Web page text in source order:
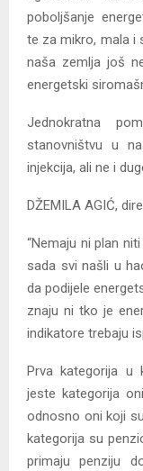
poboljšanje
te za mikro, mala i
naša zemlja još
energetski
Jednokratna
stanovništvu u
injekcija, ali ne i
DŽEMILA AGIĆ,
“Nemaju ni plan
sada svi našli u
da podijele
znaju ni tko je
indikatore trebaju
Prva kategorija u
jeste kategorija
odnosno oni koji
kategorija su
primaju penziju